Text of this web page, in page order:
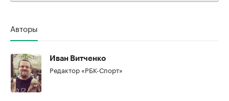
Авторы
Иван Витченко
Редактор «РБК-Спорт»